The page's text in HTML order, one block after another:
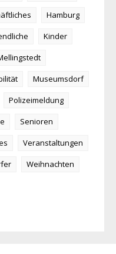
Hamburg
Kinder
Museumsdorf
Polizeimeldung
Senioren
Veranstaltungen
Weihnachten